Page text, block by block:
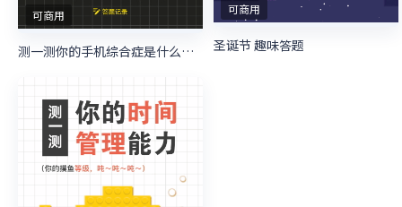
可商用
测一测你的手机综合症是什么级别？
可商用
圣诞节 趣味答题